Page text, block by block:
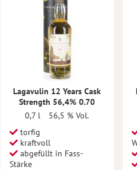
Lagavulin 12 Years Cask
Strength 56,4% 0.70
0,7 l
56,5 % Vol.
torfig
kraftvoll
abgefüllt in Fass-
Stärke